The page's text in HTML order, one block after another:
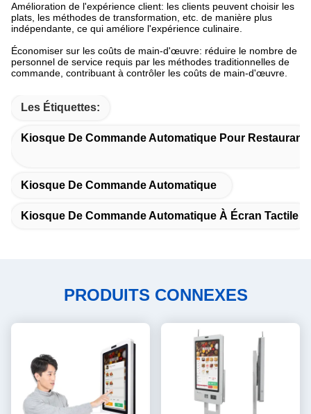
Amélioration de l'expérience client: les clients peuvent choisir les
plats, les méthodes de transformation, etc. de manière plus
indépendante, ce qui améliore l'expérience culinaire.
Économiser sur les coûts de main-d'œuvre: réduire le nombre de
personnel de service requis par les méthodes traditionnelles de
commande, contribuant à contrôler les coûts de main-d'œuvre.
Les Étiquettes:
Kiosque De Commande Automatique Pour Restaurant
Kiosque De Commande Automatique
Kiosque De Commande Automatique À Écran Tactile
PRODUITS CONNEXES